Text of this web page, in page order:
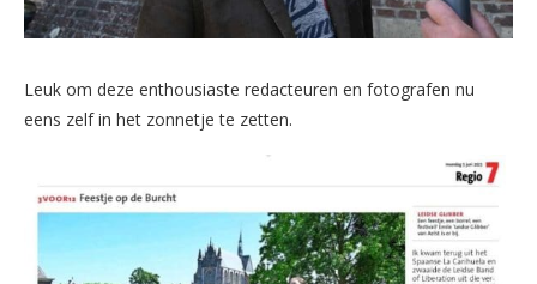
Leuk om deze enthousiaste redacteuren en fotografen nu
eens zelf in het zonnetje te zetten.